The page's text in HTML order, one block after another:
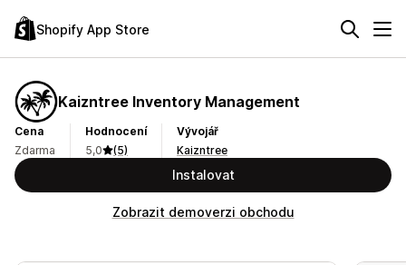
Shopify App Store
Kaizntree Inventory Management
Cena
Zdarma
Hodnocení
5,0
(5)
Vývojář
Kaizntree
Instalovat
Zobrazit demoverzi obchodu